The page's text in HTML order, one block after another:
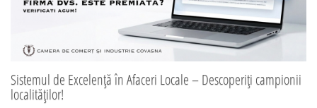
Sistemul de Excelență în Afaceri Locale – Descoperiți campionii
localităților!